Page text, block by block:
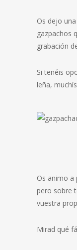
Os dejo
gazpachos
grabación
Si tenéis
leña,
Os animo a
pero sobre
vuestra
Mirad qué